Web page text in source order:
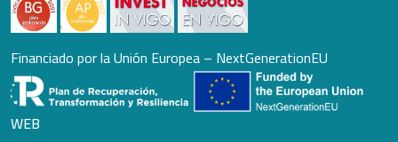
Financiado por la Unión Europea – NextGenerationEU
WEB